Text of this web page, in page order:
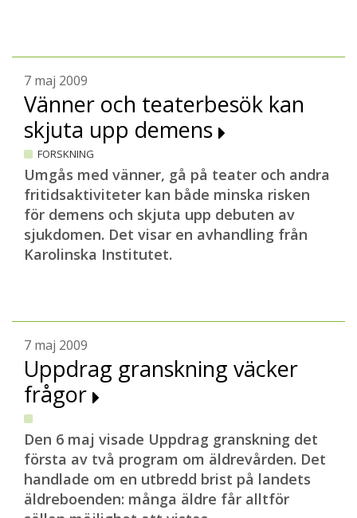
7 maj 2009
Vänner och teaterbesök kan
skjuta upp demens
FORSKNING
Umgås med vänner, gå på teater och andra
fritidsaktiviteter kan både minska risken
för demens och skjuta upp debuten av
sjukdomen. Det visar en avhandling från
Karolinska Institutet.
7 maj 2009
Uppdrag granskning väcker
frågor
Den 6 maj visade Uppdrag granskning det
första av två program om äldrevården. Det
handlade om en utbredd brist på landets
äldreboenden: många äldre får alltför